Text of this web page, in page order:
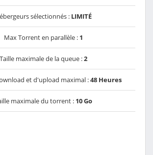
sélectionnés : LIMITÉ
Max Torrent en parallèle : 1
Taille maximale de la queue :2
et d'upload maximal :48 Heures
maximale du torrent : 10 Go